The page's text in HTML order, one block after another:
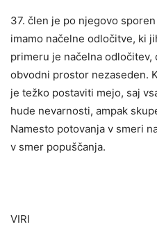
37. člen je po njegovo
imamo načelne odločitve, ki
primeru je načelna odločitev,
obvodni prostor nezaseden.
je težko postaviti mejo, saj
hude nevarnosti, ampak
Namesto potovanja v smeri
v smer popuščanja.
VIRI